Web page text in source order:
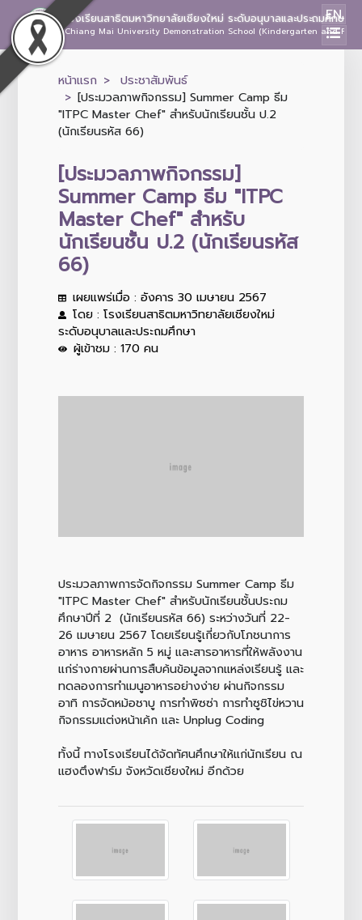
โรงเรียนสาธิตมหาวิทยาลัยเชียงใหม่ ระดับอนุบาลและประถมศึกษา
Chiang Mai University Demonstration School (Kindergarten and
EN
หน้าแรก
ประชาสัมพันธ์
[ประมวลภาพกิจกรรม] Summer Camp ธีม
"ITPC Master Chef" สำหรับนักเรียนชั้น ป.2
(นักเรียนรหัส 66)
[ประมวลภาพกิจกรรม]
Summer Camp ธีม "ITPC
Master Chef" สำหรับ
นักเรียนชั้น ป.2 (นักเรียนรหัส
66)
เผยแพร่เมื่อ : อังคาร 30 เมษายน 2567
โดย : โรงเรียนสาธิตมหาวิทยาลัยเชียงใหม่
ระดับอนุบาลและประถมศึกษา
ผู้เข้าชม : 170 คน
ประมวลภาพการจัดกิจกรรม Summer Camp ธีม
"ITPC Master Chef" สำหรับนักเรียนชั้นประถม
ศึกษาปีที่ 2 (นักเรียนรหัส 66) ระหว่างวันที่ 22-
26 เมษายน 2567 โดยเรียนรู้เกี่ยวกับโภชนาการ
อาหาร อาหารหลัก 5 หมู่ และสารอาหารที่ให้พลังงาน
แก่ร่างกายผ่านการสืบค้นข้อมูลจากแหล่งเรียนรู้ และ
ทดลองการทำเมนูอาหารอย่างง่าย ผ่านกิจกรรม
อาทิ การจัดหม้อชาบู การทำพิซซ่า การทำซูชิไข่หวาน
กิจกรรมแต่งหน้าเค้ก และ Unplug Coding
ทั้งนี้ ทางโรงเรียนได้จัดทัศนศึกษาให้แก่นักเรียน ณ
แฮงตึงฟาร์ม จังหวัดเชียงใหม่ อีกด้วย